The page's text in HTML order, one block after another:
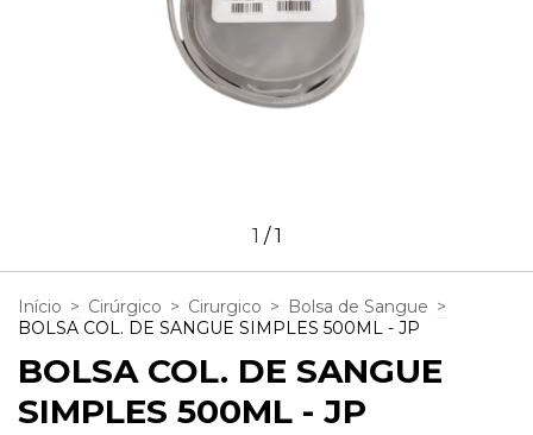
1 /1
Início > Cirúrgico > Cirurgico > Bolsa de Sangue >
BOLSA COL. DE SANGUE SIMPLES 500ML - JP
BOLSA COL. DE SANGUE
SIMPLES 500ML - JP